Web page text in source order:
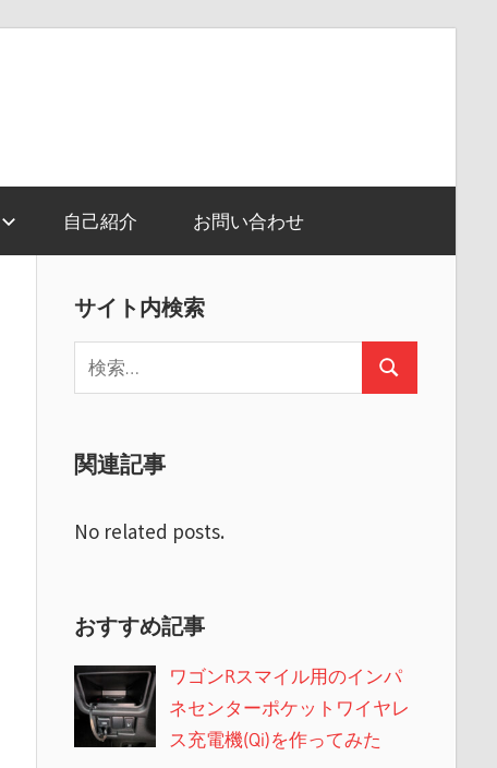
自己紹介 お問い合わせ
サイト内検索
索:
検
関連記事
No related posts.
おすすめ記事
ワゴンRスマイル用のインパ
ネセンターポケットワイヤレ
ス充電機(Qi)を作ってみた